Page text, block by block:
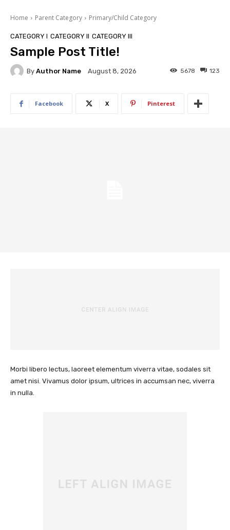
Home Parent Category Primary/Child Category
CATEGORY I CATEGORY II CATEGORY III
Sample Post Title!
By Author Name August 8, 2026 123
5678
Facebook X Pinterest
Morbi libero lectus, laoreet elementum viverra vitae, sodales sit
amet nisi. Vivamus dolor ipsum, ultrices in accumsan nec, viverra
in nulla.